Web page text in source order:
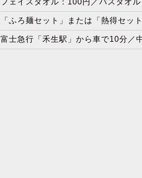
「ふろ麺セット」または「熱得セッ
富士急行「禾生駅」から車で10分／